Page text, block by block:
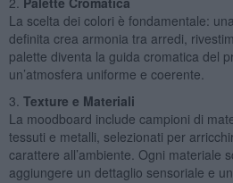
La scelta dei colori è fondamentale:
definita crea armonia tra arredi,
palette diventa la guida cromatica del
un’atmosfera uniforme e coerente.
3. Texture e Materiali
La moodboard include campioni di
tessuti e metalli, selezionati per
carattere all’ambiente. Ogni materiale
aggiungere un dettaglio sensoriale e